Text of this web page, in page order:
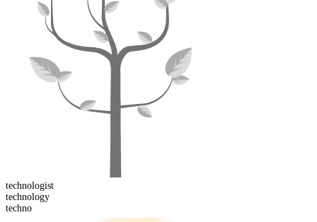
technologist
technology
techno